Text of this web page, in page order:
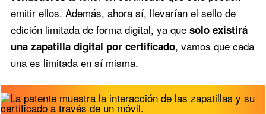
emitir ellos. Además, ahora sí, llevarían el sello de
edición limitada de forma digital, ya que solo existirá
una zapatilla digital por certificado, vamos que cada
una es limitada en sí misma.